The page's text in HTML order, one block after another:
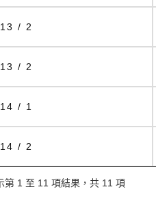
/ 2
/ 2
/ 1
/ 2
第 1 至 11 項結果，共 11 項